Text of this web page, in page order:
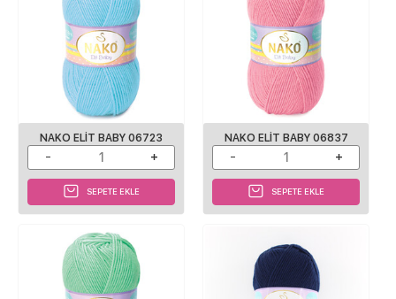
NAKO ELIT BABY 06723
SEPETE EKLE
NAKO ELIT BABY 06837
SEPETE EKLE